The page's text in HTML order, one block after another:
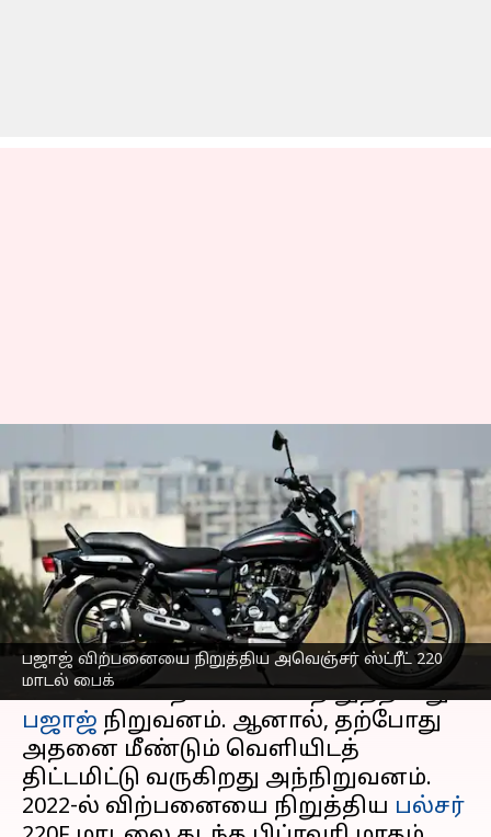
பஜாஜ் விற்பனையை நிறுத்திய அவெஞ்சர் ஸ்ட்ரீட் 220
மாடல் பைக்
மீண்டும் வருகிறது
'அவெஞ்சர் 220 ஸ்ட்ரீட்'..
பஜாஜின் திட்டம் என்ன?
எழுதியவர் Prasanna Venkatesh May 10, 2023 03:30 pm
செய்தி முன்னோட்டம்
2020-ம் ஆண்டு அவெஞ்சர் 220 ஸ்ட்ரீட்
பைக்கின் விற்பனையை நிறுத்தியது
பஜாஜ் நிறுவனம். ஆனால், தற்போது
அதனை மீண்டும் வெளியிடத்
திட்டமிட்டு வருகிறது அந்நிறுவனம்.
2022-ல் விற்பனையை நிறுத்திய பல்சர்